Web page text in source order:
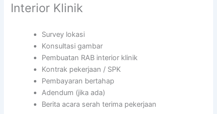
Interior Klinik
Survey lokasi
Konsultasi gambar
Pembuatan RAB interior klinik
Kontrak pekerjaan / SPK
Pembayaran bertahap
Adendum (jika ada)
Berita acara serah terima pekerjaan